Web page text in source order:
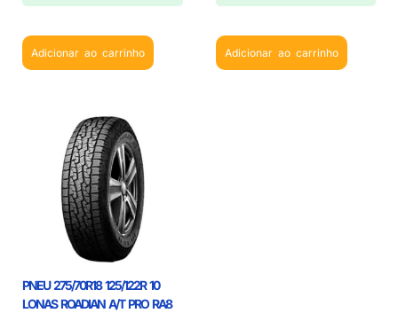
Adicionar ao carrinho Adicionar ao carrinho
PNEU 275/70R18 125/122R 10
LONAS ROADIAN A/T PRO RA8